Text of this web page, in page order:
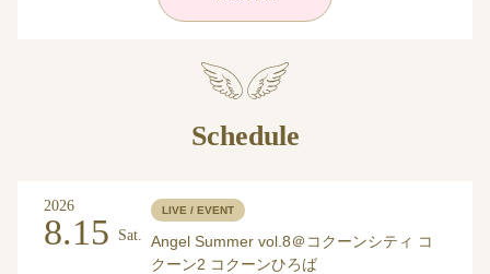
Schedule
2026
8.15 Sat.
LIVE / EVENT
Angel Summer vol.8＠コクーンシティ コ
クーン2 コクーンひろば